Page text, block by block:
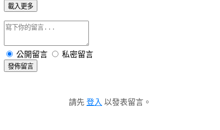
載入更多
公開留言 私密留言
發佈留言
請先 登入 以發表留言。